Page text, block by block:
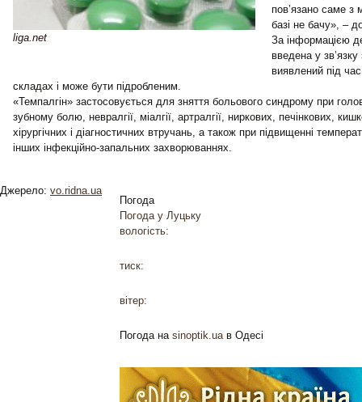
liga.net
пов’язано саме
базі не бачу», –
За інформацією
введена у
виявлений під
складах і може бути підробленим.
«Темпалгін» застосовується для зняття больового синдрому при
зубному болю, невралгії, міалгії, артралгії, ниркових, печінкових,
хірургічних і діагностичних втручань, а також при підвищенні
інших інфекційно-запальних захворюваннях.
Джерело: vo.ridna.ua
Погода
Погода у Луцьку
вологість:
тиск:
вітер:
Погода на sinoptik.uaв Одесі